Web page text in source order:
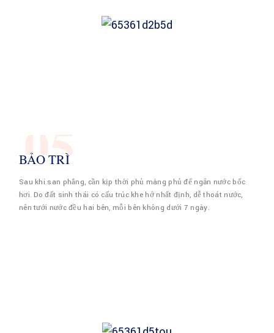
05
BẢO TRÌ
Sau khi san phẳng, cần kịp thời phủ màng phủ để ngăn nước bốc
hơi. Do đất sinh thái có cấu trúc khe hở nhất định, dễ thoát nước,
nên tưới nước đều hai bên, mỗi bên không dưới 7 ngày.